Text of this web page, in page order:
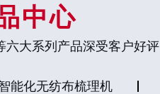
中心
六大系列产品深受客户好评
能化无纺布梳理机